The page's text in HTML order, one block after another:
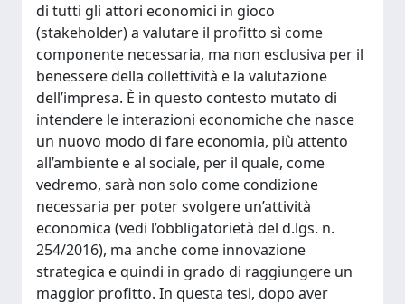
di tutti gli attori economici in gioco
(stakeholder) a valutare il profitto sì come
componente necessaria, ma non esclusiva per il
benessere della collettività e la valutazione
dell’impresa. È in questo contesto mutato di
intendere le interazioni economiche che nasce
un nuovo modo di fare economia, più attento
all’ambiente e al sociale, per il quale, come
vedremo, sarà non solo come condizione
necessaria per poter svolgere un’attività
economica (vedi l’obbligatorietà del d.lgs. n.
254/2016), ma anche come innovazione
strategica e quindi in grado di raggiungere un
maggior profitto. In questa tesi, dopo aver